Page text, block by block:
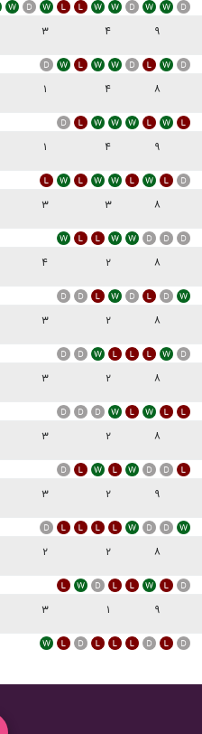
۹ ۴ ۳
۸ ۴ ۱
۹ ۴ ۱
۸ ۳ ۳
۸ ۲ ۴
۸ ۲ ۳
۸ ۲ ۳
۸ ۲ ۳
۹ ۲ ۳
۸ ۲ ۲
۹ ۱ ۳